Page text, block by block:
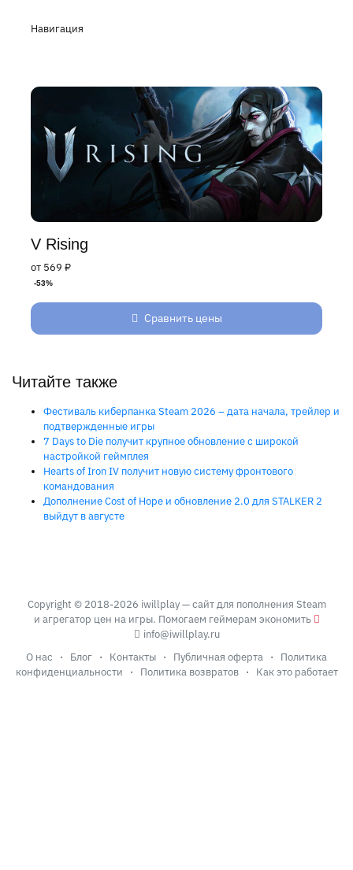
Навигация
V Rising
от 569 ₽
-53%
Сравнить цены
Читайте также
Фестиваль киберпанка Steam 2026 – дата начала, трейлер и
подтвержденные игры
7 Days to Die получит крупное обновление с широкой
настройкой геймплея
Hearts of Iron IV получит новую систему фронтового
командования
Дополнение Cost of Hope и обновление 2.0 для STALKER 2
выйдут в августе
Copyright © 2018-2026 iwillplay — сайт для пополнения Steam
и агрегатор цен на игры. Помогаем геймерам экономить
info@iwillplay.ru
О нас · Блог · Контакты · Публичная оферта · Политика
конфиденциальности · Политика возвратов· Как это работает